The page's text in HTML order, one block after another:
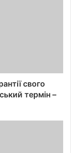
свого
термін –